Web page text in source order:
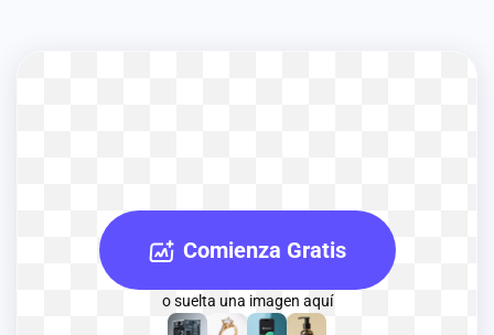
Comienza Gratis
o suelta una imagen aquí